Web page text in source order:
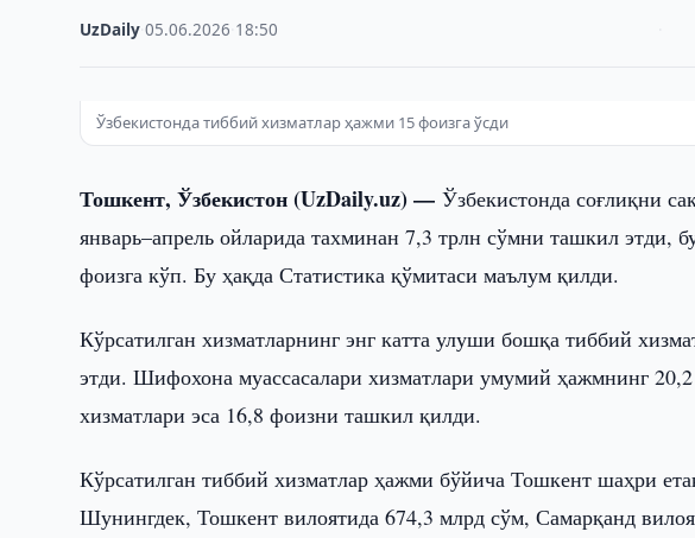
UzDaily ·05.06.2026 18:50
Ўзбекистонда тиббий хизматлар ҳажми 15 фоизга ўсди
Тошкент, Ўзбекистон (UzDaily.uz) —Ўзбекистонда соғлиқни
январь–апрель ойларида тахминан 7,3 трлн сўмни ташкил этди,
фоизга кўп. Бу ҳақда Статистика қўмитаси маълум қилди.
Кўрсатилган хизматларнинг энг катта улуши бошқа тиббий
этди. Шифохона муассасалари хизматлари умумий ҳажмнинг
хизматлари эса 16,8 фоизни ташкил қилди.
Кўрсатилган тиббий хизматлар ҳажми бўйича Тошкент шаҳри
Шунингдек, Тошкент вилоятида 674,3 млрд сўм, Самарқанд